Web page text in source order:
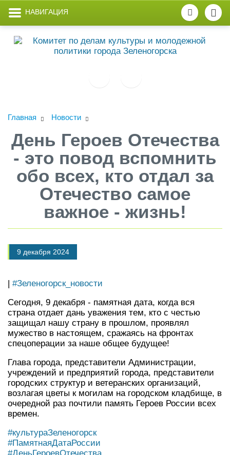
НАВИГАЦИЯ
Главная Новости
День Героев Отечества
- это повод вспомнить
обо всех, кто отдал за
Отечество самое
важное - жизнь!
9 декабря 2024
| #Зеленогорск_новости
Сегодня, 9 декабря - памятная дата, когда вся
страна отдает дань уважения тем, кто с честью
защищал нашу страну в прошлом, проявлял
мужество в настоящем, сражаясь на фронтах
спецоперации за наше общее будущее!
Глава города, представители Администрации,
учреждений и предприятий города, представители
городских структур и ветеранских организаций,
возлагая цветы к могилам на городском кладбище, в
очередной раз почтили память Героев России всех
времен.
#культураЗеленогорск
#ПамятнаяДатаРоссии